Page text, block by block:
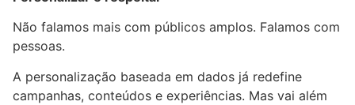
Não falamos mais com públicos amplos. Falamos com
pessoas.
A personalização baseada em dados já redefine
campanhas, conteúdos e experiências. Mas vai além